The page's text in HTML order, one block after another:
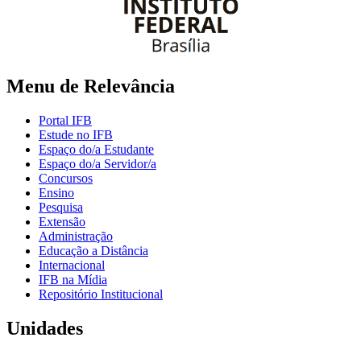
Menu de Relevância
Portal IFB
Estude no IFB
Espaço do/a Estudante
Espaço do/a Servidor/a
Concursos
Ensino
Pesquisa
Extensão
Administração
Educação a Distância
Internacional
IFB na Mídia
Repositório Institucional
Unidades